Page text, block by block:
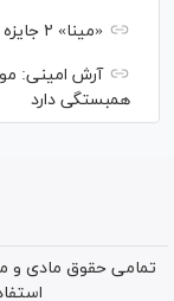
«مینا» ۲ جایزه از راه ابریشم گرفت
آرش امینی:
همبستگی دارد
تمامی حقوق مادی و